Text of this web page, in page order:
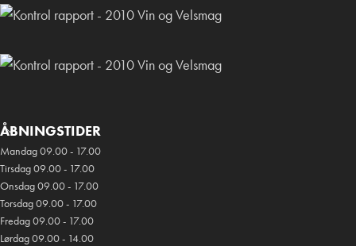
ÅBNINGSTIDER
Mandag 09.00 - 17.00
Tirsdag 09.00 - 17.00
Onsdag 09.00 - 17.00
Torsdag 09.00 - 17.00
Fredag 09.00 - 17.00
Lørdag 09.00 - 14.00